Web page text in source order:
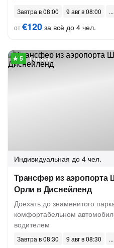
Завтра в 08:00
9 авг в 08:00
от€120 за всё до 4 чел.
1 отзыв
Индивидуальная до 4 чел.
Трансфер из аэропорта
Орли в Диснейленд
Доехать до знаменитого
комфортабельном
водителем
Завтра в 08:30 9 авг в 08:30